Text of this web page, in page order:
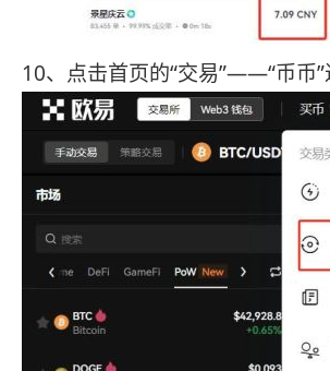
10、点击首页的“交易”——“币币